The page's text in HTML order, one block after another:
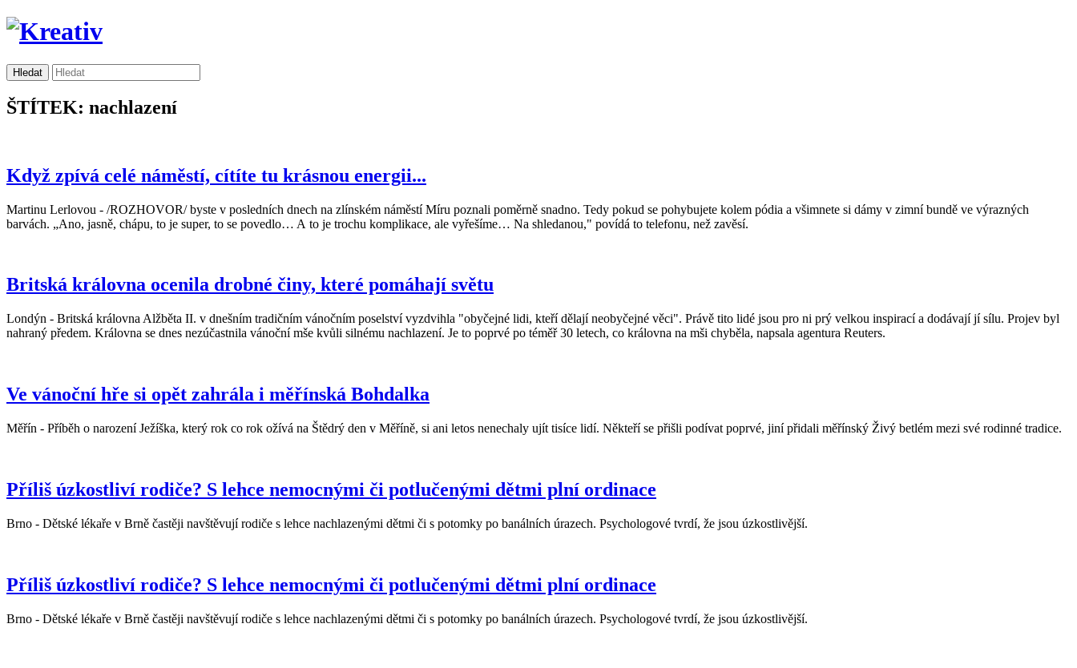
ŠTÍTEK: nachlazení
Když zpívá celé náměstí, cítíte tu krásnou energii...
Martinu Lerlovou - /ROZHOVOR/ byste v posledních dnech na zlínském náměstí Míru poznali poměrně snadno. Tedy pokud se pohybujete kolem pódia a všimnete si dámy v zimní bundě ve výrazných
barvách. „Ano, jasně, chápu, to je super, to se povedlo… A to je trochu komplikace, ale vyřešíme… Na shledanou," povídá to telefonu, než zavěsí.
Britská královna ocenila drobné činy, které pomáhají světu
Londýn - Britská královna Alžběta II. v dnešním tradičním vánočním poselství vyzdvihla "obyčejné lidi, kteří dělají neobyčejné věci". Právě tito lidé jsou pro ni prý velkou inspirací a dodávají jí sílu. Projev byl
nahraný předem. Královna se dnes nezúčastnila vánoční mše kvůli silnému nachlazení. Je to poprvé po téměř 30 letech, co královna na mši chyběla, napsala agentura Reuters.
Ve vánoční hře si opět zahrála i měřínská Bohdalka
Měřín - Příběh o narození Ježíška, který rok co rok ožívá na Štědrý den v Měříně, si ani letos nenechaly ujít tisíce lidí. Někteří se přišli podívat poprvé, jiní přidali měřínský Živý betlém mezi své rodinné tradice.
Příliš úzkostliví rodiče? S lehce nemocnými či potlučenými dětmi plní ordinace
Brno - Dětské lékaře v Brně častěji navštěvují rodiče s lehce nachlazenými dětmi či s potomky po banálních úrazech. Psychologové tvrdí, že jsou úzkostlivější.
Příliš úzkostliví rodiče? S lehce nemocnými či potlučenými dětmi plní ordinace
Brno - Dětské lékaře v Brně častěji navštěvují rodiče s lehce nachlazenými dětmi či s potomky po banálních úrazech. Psychologové tvrdí, že jsou úzkostlivější.